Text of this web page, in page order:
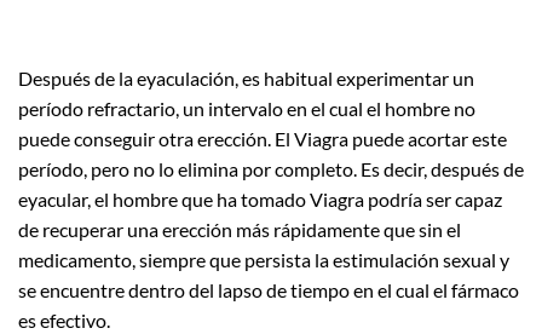
Después de la eyaculación, es habitual experimentar un
período refractario, un intervalo en el cual el hombre no
puede conseguir otra erección. El Viagra puede acortar este
período, pero no lo elimina por completo. Es decir, después de
eyacular, el hombre que ha tomado Viagra podría ser capaz
de recuperar una erección más rápidamente que sin el
medicamento, siempre que persista la estimulación sexual y
se encuentre dentro del lapso de tiempo en el cual el fármaco
es efectivo.